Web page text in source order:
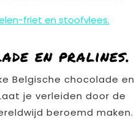
friet en stoofvlees.
en pralines.
Belgische chocolade en
je verleiden door de
beroemd maken.